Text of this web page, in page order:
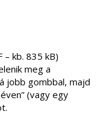
– kb. 835 kB)
meg a
jobb gombbal, majd
(vagy egy